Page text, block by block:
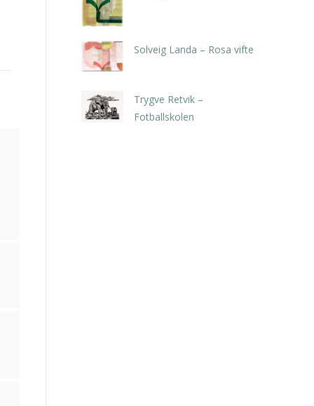
Solveig Landa – Rosa vifte
Trygve Retvik –
Fotballskolen